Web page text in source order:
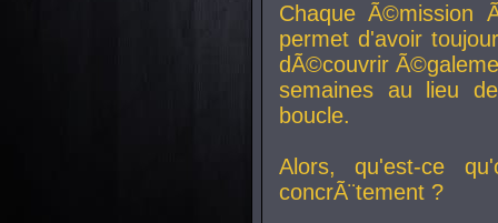
Chaque Ã©mission
permet d'avoir
dÃ©couvrir
semaines au lieu
boucle.
Alors, qu'est-ce
concrÃ¨tement ?